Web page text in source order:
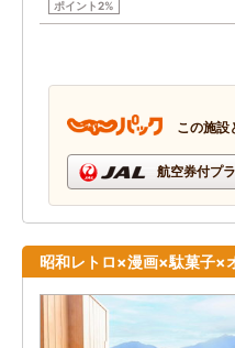
ポイント2%
この施設
航空券付プ
昭和レトロ×漫画×駄菓子×